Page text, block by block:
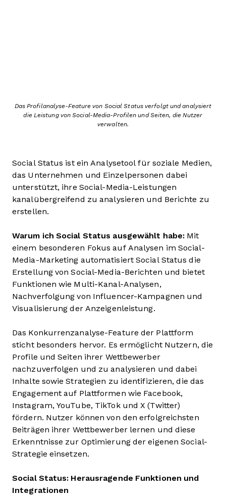
Das Profilanalyse-Feature von Social Status verfolgt und analysiert
die Leistung von Social-Media-Profilen und Seiten, die Nutzer
verwalten.
Social Status ist ein Analysetool für soziale Medien,
das Unternehmen und Einzelpersonen dabei
unterstützt, ihre Social-Media-Leistungen
kanalübergreifend zu analysieren und Berichte zu
erstellen.
Warum ich Social Status ausgewählt habe: Mit
einem besonderen Fokus auf Analysen im Social-
Media-Marketing automatisiert Social Status die
Erstellung von Social-Media-Berichten und bietet
Funktionen wie Multi-Kanal-Analysen,
Nachverfolgung von Influencer-Kampagnen und
Visualisierung der Anzeigenleistung.
Das Konkurrenzanalyse-Feature der Plattform
sticht besonders hervor. Es ermöglicht Nutzern, die
Profile und Seiten ihrer Wettbewerber
nachzuverfolgen und zu analysieren und dabei
Inhalte sowie Strategien zu identifizieren, die das
Engagement auf Plattformen wie Facebook,
Instagram, YouTube, TikTok und X (Twitter)
fördern. Nutzer können von den erfolgreichsten
Beiträgen ihrer Wettbewerber lernen und diese
Erkenntnisse zur Optimierung der eigenen Social-
Strategie einsetzen.
Social Status: Herausragende Funktionen und
Integrationen